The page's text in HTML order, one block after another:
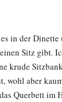
in der
Sitz gibt.
krude
wohl aber
Querbett im